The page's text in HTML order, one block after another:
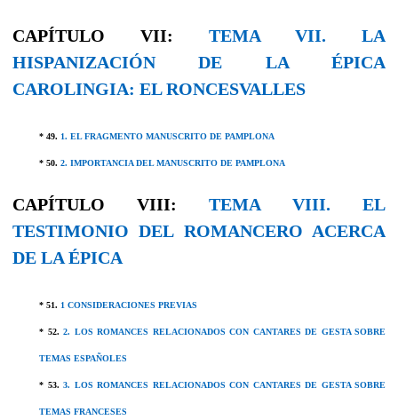
CAPÍTULO VII: TEMA VII. LA
HISPANIZACIÓN DE LA ÉPICA
CAROLINGIA: EL RONCESVALLES
* 49. 1. EL FRAGMENTO MANUSCRITO DE PAMPLONA
* 50. 2. IMPORTANCIA DEL MANUSCRITO DE PAMPLONA
CAPÍTULO VIII: TEMA VIII. EL
TESTIMONIO DEL ROMANCERO ACERCA
DE LA ÉPICA
* 51. 1 CONSIDERACIONES PREVIAS
* 52. 2. LOS ROMANCES RELACIONADOS CON CANTARES DE GESTA SOBRE
TEMAS ESPAÑOLES
* 53. 3. LOS ROMANCES RELACIONADOS CON CANTARES DE GESTA SOBRE
TEMAS FRANCESES